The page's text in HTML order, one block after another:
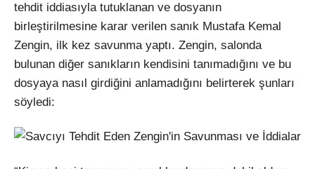
tehdit iddiasıyla tutuklanan ve dosyanın
birleştirilmesine karar verilen sanık Mustafa Kemal
Zengin, ilk kez savunma yaptı. Zengin, salonda
bulunan diğer sanıkların kendisini tanımadığını ve bu
dosyaya nasıl girdiğini anlamadığını belirterek şunları
söyledi: